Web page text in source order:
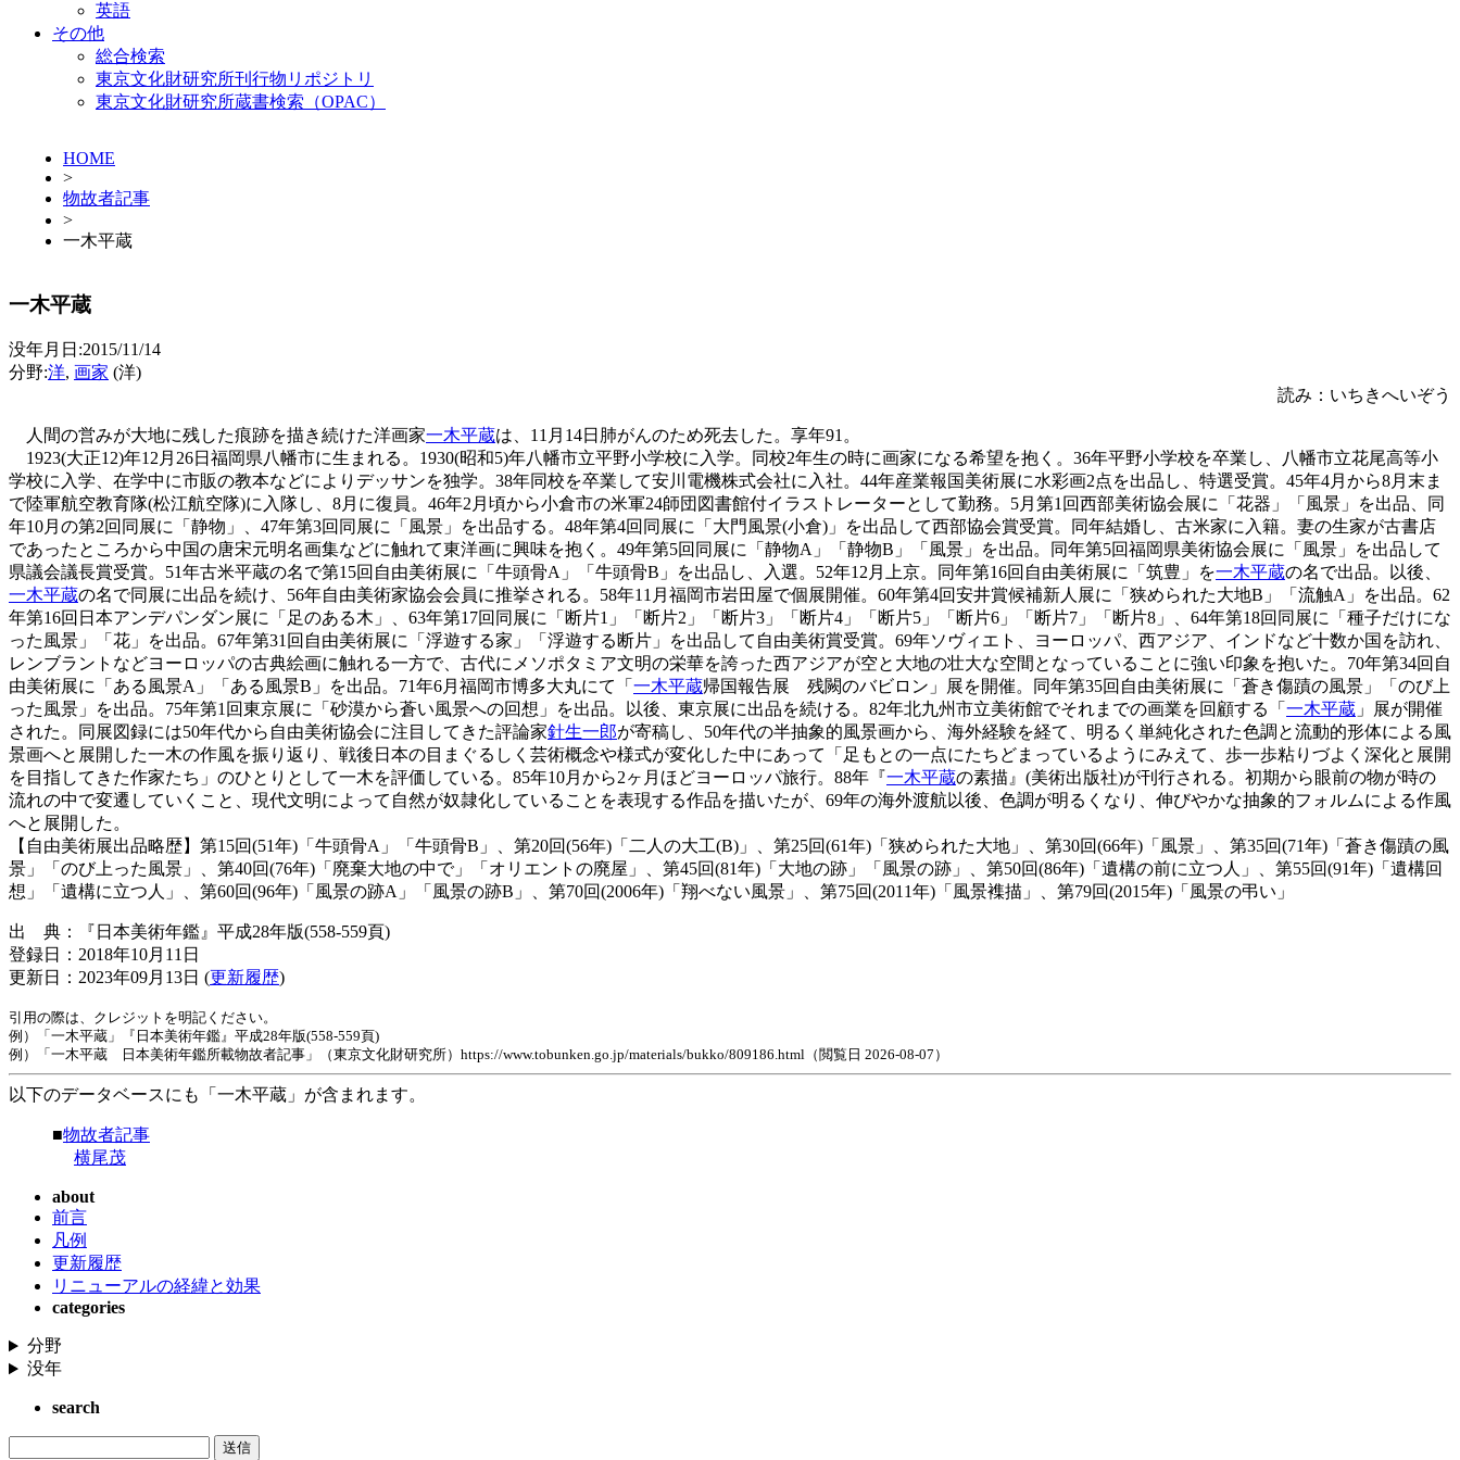
英語
その他
総合検索
東京文化財研究所刊行物リポジトリ
東京文化財研究所蔵書検索（OPAC）
HOME
>
物故者記事
>
一木平蔵
一木平蔵
没年月日:2015/11/14
分野:洋, 画家 (洋)
読み：いちきへいぞう
人間の営みが大地に残した痕跡を描き続けた洋画家一木平蔵は、11月14日肺がんのため死去した。享年91。
1923(大正12)年12月26日福岡県八幡市に生まれる。1930(昭和5)年八幡市立平野小学校に入学。同校2年生の時に画家になる希望を抱く。36年平野小学校を卒業し、八幡市立花尾高等小
学校に入学、在学中に市販の教本などによりデッサンを独学。38年同校を卒業して安川電機株式会社に入社。44年産業報国美術展に水彩画2点を出品し、特選受賞。45年4月から8月末ま
で陸軍航空教育隊(松江航空隊)に入隊し、8月に復員。46年2月頃から小倉市の米軍24師団図書館付イラストレーターとして勤務。5月第1回西部美術協会展に「花器」「風景」を出品、同
年10月の第2回同展に「静物」、47年第3回同展に「風景」を出品する。48年第4回同展に「大門風景(小倉)」を出品して西部協会賞受賞。同年結婚し、古米家に入籍。妻の生家が古書店
であったところから中国の唐宋元明名画集などに触れて東洋画に興味を抱く。49年第5回同展に「静物A」「静物B」「風景」を出品。同年第5回福岡県美術協会展に「風景」を出品して
県議会議長賞受賞。51年古米平蔵の名で第15回自由美術展に「牛頭骨A」「牛頭骨B」を出品し、入選。52年12月上京。同年第16回自由美術展に「筑豊」を一木平蔵の名で出品。以後、
一木平蔵の名で同展に出品を続け、56年自由美術家協会会員に推挙される。58年11月福岡市岩田屋で個展開催。60年第4回安井賞候補新人展に「狭められた大地B」「流触A」を出品。62
年第16回日本アンデパンダン展に「足のある木」、63年第17回同展に「断片1」「断片2」「断片3」「断片4」「断片5」「断片6」「断片7」「断片8」、64年第18回同展に「種子だけにな
った風景」「花」を出品。67年第31回自由美術展に「浮遊する家」「浮遊する断片」を出品して自由美術賞受賞。69年ソヴィエト、ヨーロッパ、西アジア、インドなど十数か国を訪れ、
レンブラントなどヨーロッパの古典絵画に触れる一方で、古代にメソポタミア文明の栄華を誇った西アジアが空と大地の壮大な空間となっていることに強い印象を抱いた。70年第34回自
由美術展に「ある風景A」「ある風景B」を出品。71年6月福岡市博多大丸にて「 一木平蔵帰国報告展 残闕のバビロン」展を開催。同年第35回自由美術展に「蒼き傷蹟の風景」「のび上
った風景」を出品。75年第1回東京展に「砂漠から蒼い風景への回想」を出品。以後、東京展に出品を続ける。82年北九州市立美術館でそれまでの画業を回顧する「 一木平蔵 」展が開催
された。同展図録には50年代から自由美術協会に注目してきた評論家針生一郎が寄稿し、50年代の半抽象的風景画から、海外経験を経て、明るく単純化された色調と流動的形体による風
景画へと展開した一木の作風を振り返り、戦後日本の目まぐるしく芸術概念や様式が変化した中にあって「足もとの一点にたちどまっているようにみえて、歩一歩粘りづよく深化と展開
を目指してきた作家たち」のひとりとして一木を評価している。85年10月から2ヶ月ほどヨーロッパ旅行。88年『一木平蔵の素描』(美術出版社)が刊行される。初期から眼前の物が時の
流れの中で変遷していくこと、現代文明によって自然が奴隷化していることを表現する作品を描いたが、69年の海外渡航以後、色調が明るくなり、伸びやかな抽象的フォルムによる作風
へと展開した。
【自由美術展出品略歴】第15回(51年)「牛頭骨A」「牛頭骨B」、第20回(56年)「二人の大工(B)」、第25回(61年)「狭められた大地」、第30回(66年)「風景」、第35回(71年)「蒼き傷蹟の風
景」「のび上った風景」、第40回(76年)「廃棄大地の中で」「オリエントの廃屋」、第45回(81年)「大地の跡」「風景の跡」、第50回(86年)「遺構の前に立つ人」、第55回(91年)「遺構回
想」「遺構に立つ人」、第60回(96年)「風景の跡A」「風景の跡B」、第70回(2006年)「翔べない風景」、第75回(2011年)「風景襍描」、第79回(2015年)「風景の弔い」
出 典：『日本美術年鑑』平成28年版(558-559頁)
登録日：2018年10月11日
更新日：2023年09月13日 (更新履歴)
引用の際は、クレジットを明記ください。
例）「一木平蔵」『日本美術年鑑』平成28年版(558-559頁)
例）「一木平蔵 日本美術年鑑所載物故者記事」（東京文化財研究所）https://www.tobunken.go.jp/materials/bukko/809186.html（閲覧日 2026-08-07）
以下のデータベースにも「一木平蔵」が含まれます。
■物故者記事
横尾茂
about
前言
凡例
更新履歴
リニューアルの経緯と効果
categories
分野
没年
search